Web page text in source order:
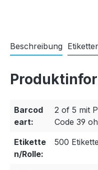
Beschreibung
Barcod
eart:
2 of 5 mit
Code 39
Etikette
n/Rolle:
500